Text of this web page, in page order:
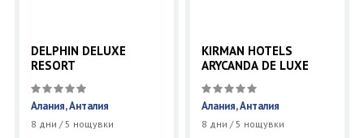
DELPHIN DELUXE
RESORT
Алания, Анталия
8 дни / 5 нощувки
KIRMAN HOTELS
ARYCANDA DE LUXE
Алания, Анталия
8 дни / 5 нощувки